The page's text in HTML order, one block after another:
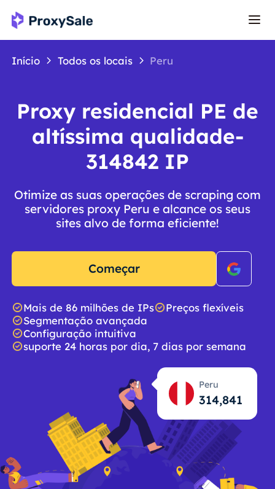
Início Todos os locais Peru
Proxy residencial PE de
altíssima qualidade-
314842 IP
Otimize as suas operações de scraping com
servidores proxy Peru e alcance os seus
sites alvo de forma eficiente!
Começar
Mais de 86 milhões de IPs
Preços flexíveis
Segmentação avançada
Configuração intuitiva
suporte 24 horas por dia, 7 dias por semana
Peru
314,842